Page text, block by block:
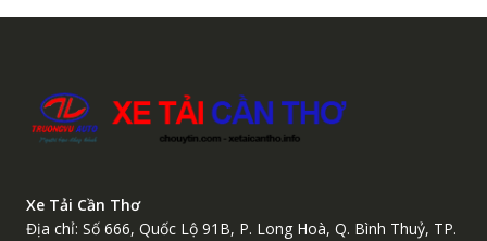
Xe Tải Cần Thơ
Địa chỉ: Số 666, Quốc Lộ 91B, P. Long Hoà, Q. Bình Thuỷ, TP.